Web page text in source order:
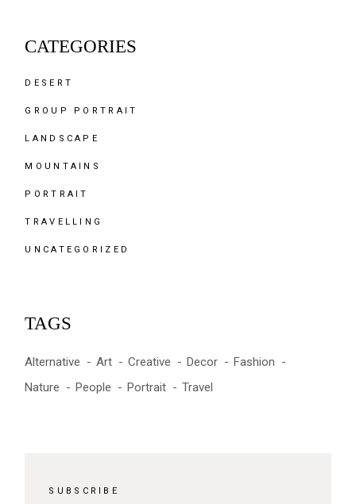
CATEGORIES
DESERT
GROUP PORTRAIT
LANDSCAPE
MOUNTAINS
PORTRAIT
TRAVELLING
UNCATEGORIZED
TAGS
Alternative Art Creative Decor
Fashion
Nature
People Portrait Travel
SUBSCRIBE